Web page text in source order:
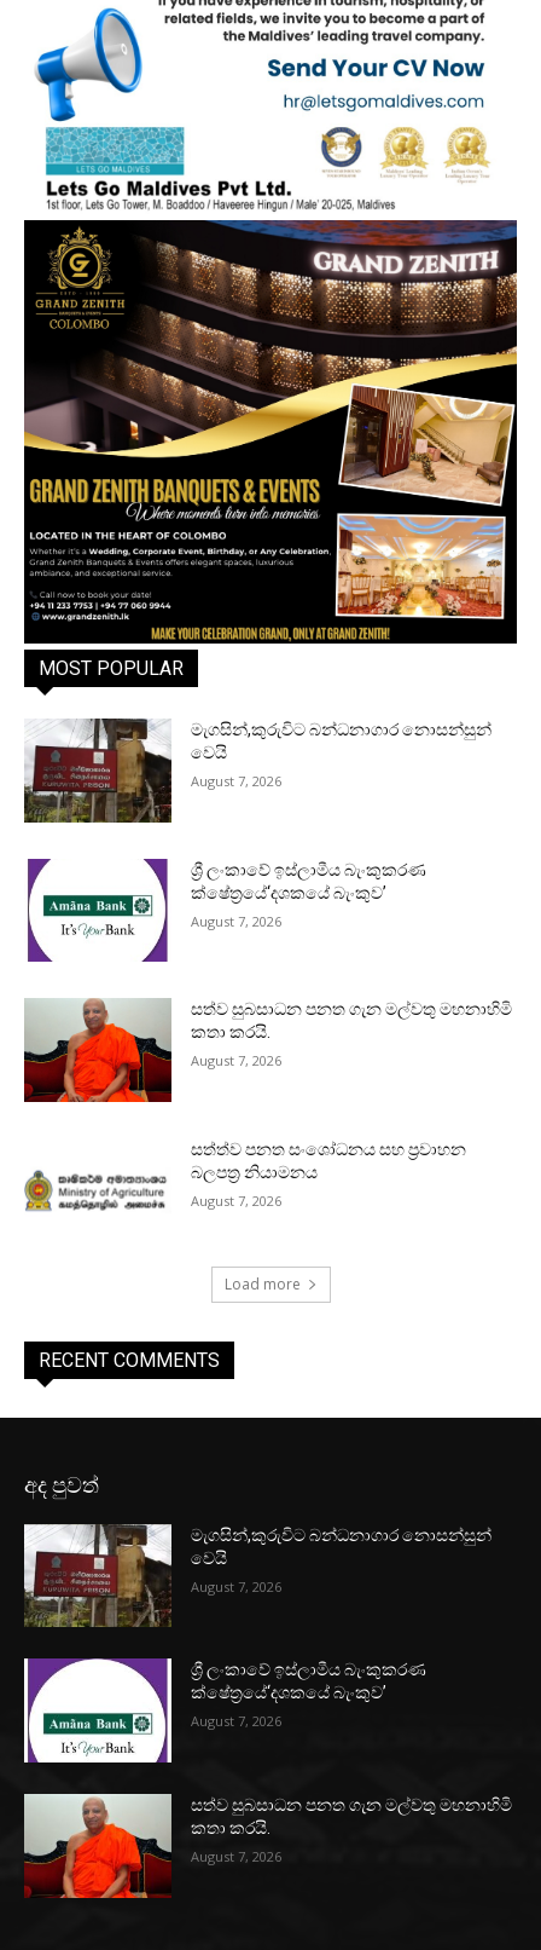
MOST POPULAR
මැගසින්,කුරුවිට බන්ධනාගාර නොසන්සුන්
වෙයි
August 7, 2026
ශ්‍රී ලංකාවේ ඉස්ලාමීය බැංකුකරණ
ක්ෂේත්‍රයේ‘දශකයේ බැංකුව’
August 7, 2026
සත්ව සුබසාධන පනත ගැන මල්වතු මහනාහිමි
කතා කරයි.
August 7, 2026
සත්ත්ව පනත සංශෝධනය සහ ප්‍රවාහන
බලපත්‍ර නියාමනය
August 7, 2026
Load more
RECENT COMMENTS
අද පුවත්
මැගසින්,කුරුවිට බන්ධනාගාර නොසන්සුන්
වෙයි
August 7, 2026
ශ්‍රී ලංකාවේ ඉස්ලාමීය බැංකුකරණ
ක්ෂේත්‍රයේ‘දශකයේ බැංකුව’
August 7, 2026
සත්ව සුබසාධන පනත ගැන මල්වතු මහනාහිමි
කතා කරයි.
August 7, 2026